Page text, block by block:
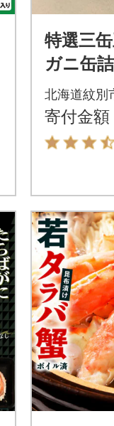
特選三
ガニ缶
北海道紋別
寄付金額